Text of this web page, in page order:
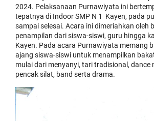
2024. Pelaksanaan Purnawiyata ini
tepatnya di Indoor SMP N 1 Kayen, pada
sampai selesai. Acara ini dimeriahkan oleh
penampilan dari siswa-siswi, guru hingga
Kayen. Pada acara Purnawiyata memang
ajang siswa-siswi untuk menampilkan
mulai dari menyanyi, tari tradisional, dance
pencak silat, band serta drama.